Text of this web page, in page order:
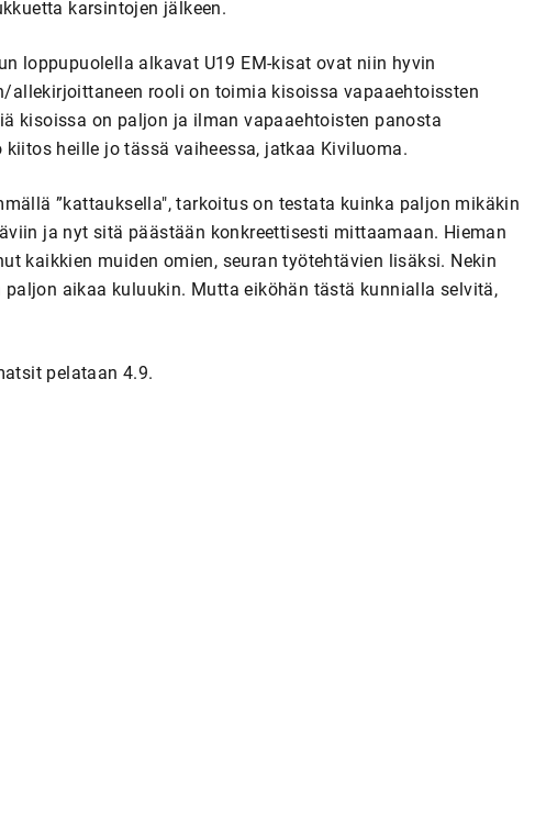
karsintojen jälkeen.
loppupuolella alkavat U19 EM-kisat ovat niin hyvin
allekirjoittaneen rooli on toimia kisoissa vapaaehtoissten
kisoissa on paljon ja ilman vapaaehtoisten panosta
heille jo tässä vaiheessa, jatkaa Kiviluoma.
”kattauksella", tarkoitus on testata kuinka paljon mikäkin
ja nyt sitä päästään konkreettisesti mittaamaan. Hieman
kaikkien muiden omien, seuran työtehtävien lisäksi. Nekin
aikaa kuluukin. Mutta eiköhän tästä kunnialla selvitä,
pelataan 4.9.